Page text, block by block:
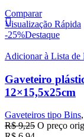
Comparar
Visualização Rápida
-25%Destaque
Adicionar à Lista de
Gaveteiro
12×15,5x25cm
Gaveteiros tipo Bins,
R$9,25 O preço